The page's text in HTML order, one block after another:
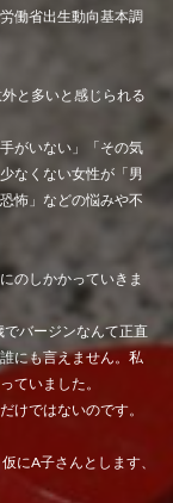
働省出生動向基本調
と多いと感じられる
がいない」「その気
なくない女性が「男
怖」などの悩みや不
のしかかっていきま
バージンなんて正直
にも言えません。私
ていました。
けではないのです。
にA子さんとします、